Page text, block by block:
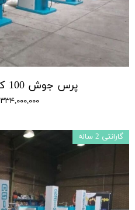
پرس جوش 100 کاوا پنوماتیک
۳۳۴,۰۰۰,۰۰۰ تومان
گارانتی 2 ساله